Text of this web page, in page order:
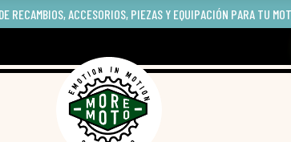
RECAMBIOS, ACCESORIOS, PIEZAS Y EQUIPACIÓN PARA TU